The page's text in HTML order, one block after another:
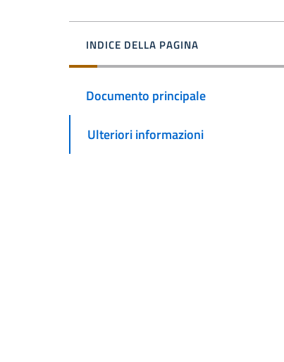
INDICE DELLA PAGINA
Documento principale
Ulteriori informazioni